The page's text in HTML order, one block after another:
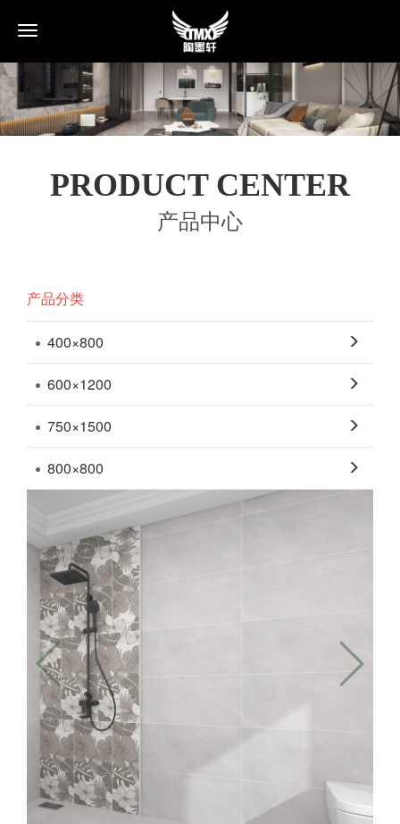
Toggle
PRODUCT CENTER
产品中心
产品分类
400×800
600×1200
750×1500
800×800